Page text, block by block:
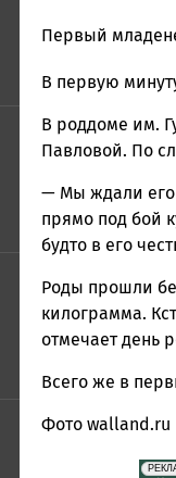
admintimur
Петрозаводска
Карелии
|
ГОВОРИТ
Первый
В первую
В роддоме им.
Павловой. По
— Мы ждали его
прямо под бой
будто в его
Роды прошли
килограмма.
отмечает день
Всего же в
Фото walland.ru
erid: